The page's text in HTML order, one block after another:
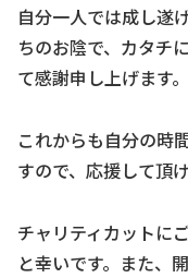
自分一人では成し遂
ちのお陰で、カタチ
て感謝申し上げます。
これからも自分の時
すので、応援して頂
チャリティカットに
と幸いです。また、